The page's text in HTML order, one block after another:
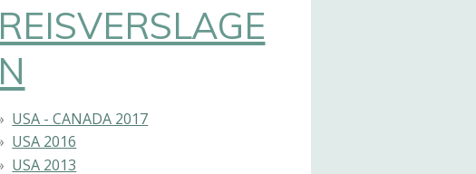
REISVERSLAGE
N
USA - CANADA 2017
USA 2016
USA 2013